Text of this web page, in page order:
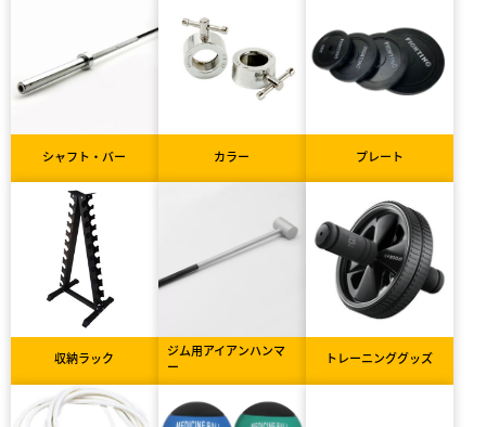
シャフト・バー カラー プレート
収納ラック
ジム用アイアンハンマ
ー
トレーニンググッズ